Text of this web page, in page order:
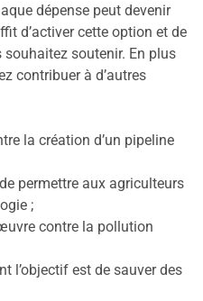
dépense peut devenir
d’activer cette option et de
soutenir. En plus
contribuer à d’autres
la création d’un pipeline
permettre aux agriculteurs
;
contre la pollution
l’objectif est de sauver des